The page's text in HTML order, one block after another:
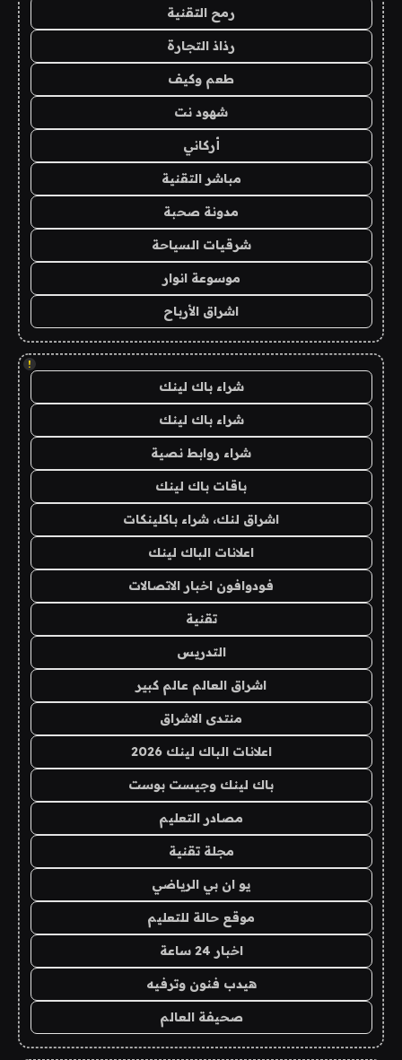
رمح التقنية
رذاذ التجارة
طعم وكيف
شهود نت
أركاني
مباشر التقنية
مدونة صحبة
شرقيات السياحة
موسوعة انوار
اشراق الأرباح
!
شراء باك لينك
شراء باك لينك
شراء روابط نصية
باقات باك لينك
اشراق لنك، شراء باكلينكات
اعلانات الباك لينك
فودوافون اخبار الاتصالات
تقنية
التدريس
اشراق العالم عالم كبير
منتدى الاشراق
اعلانات الباك لينك 2026
باك لينك وجيست بوست
مصادر التعليم
مجلة تقنية
يو ان بي الرياضي
موقع حالة للتعليم
اخبار 24 ساعة
هيدب فنون وترفيه
صحيفة العالم